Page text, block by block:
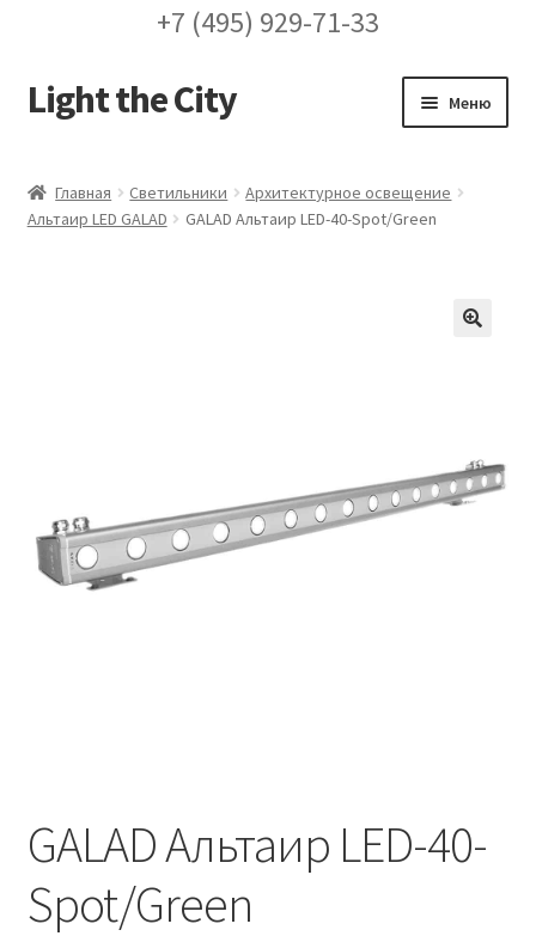
+7 (495) 929-71-33
Перейти
к
Перейти
к
Light the City Меню
FAQ про кронштейны
Контакты
кронштейнов «Opora Engineering»
Отправить заявку
Главная Светильники
Архитектурное освещение
Альтаир LED GALAD
GALAD Альтаир LED-40-Spot/Green
GALAD Альтаир LED-40-
Spot/Green